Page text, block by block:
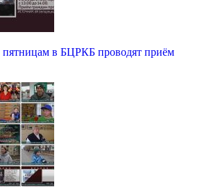
пятницам в БЦРКБ проводят приём